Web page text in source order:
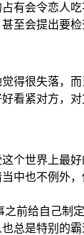
有会令恋人
至会提出要检
得很失落，
看紧对方，对
个世界上最
中也不例外
之前给自己制
总是特别的